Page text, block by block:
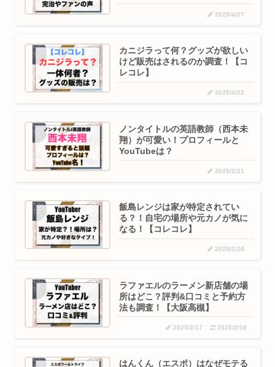
2025/4/27
カニジラって何？グッズが欲しい
けど販売はされるのか調査！【コ
レコレ】
2025/4/22
ノンタイトルの英語教師（西本未
翔）が可愛い！プロフィールと
YouTubeは？
2025/2/21
飯島レンジは家が特定されてい
る？！自宅の場所や元カノが気に
なる！【コレコレ】
2025/2/18
ラファエルのラーメン新店舗の場
所はどこ？評判&口コミと予約方
法も調査！【大阪高槻】
2025/2/17 2025/2/18
はんくん（エスポ）はなぜモテる